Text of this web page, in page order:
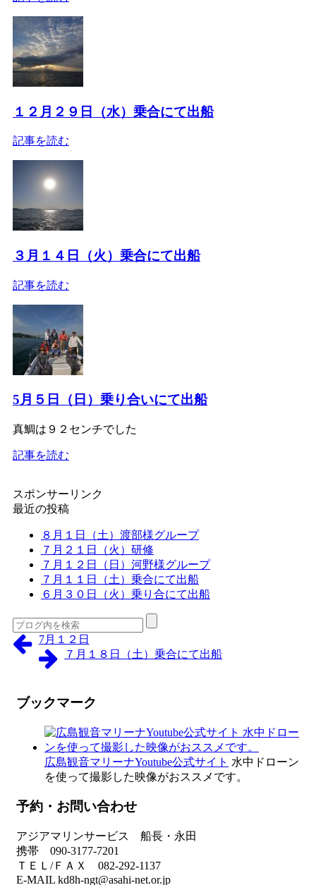
１２月２９日（水）乗合にて出船
記事を読む
３月１４日（火）乗合にて出船
記事を読む
5月５日（日）乗り合いにて出船
真鯛は９２センチでした
記事を読む
スポンサーリンク
最近の投稿
８月１日（土）渡部様グループ
７月２１日（火）研修
７月１２日（日）河野様グループ
７月１１日（土）乗合にて出船
６月３０日（火）乗り合にて出船
7月１２日
７月１８日（土）乗合にて出船
ブックマーク
広島観音マリーナYoutube公式サイト 水中ドローン
を使って撮影した映像がおススメです。
予約・お問い合わせ
アジアマリンサービス 船長・永田
携帯 090-3177-7201
ＴＥＬ/ＦＡＸ 082-292-1137
E-MAIL kd8h-ngt@asahi-net.or.jp